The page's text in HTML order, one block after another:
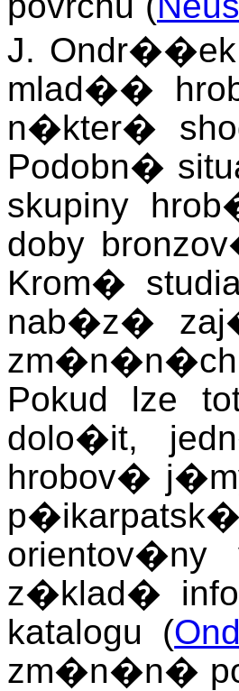
J.
mlad��
n�kter�
Podobn�
skupiny
doby
Krom�
nab�z�
Pokud lze
dolo�it,
hrobov�
z�klad�
katalogu (
zm�n�n�